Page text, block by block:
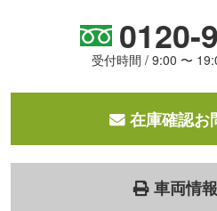
0120-
受付時間 / 9:00 〜
在庫確認お
車両情